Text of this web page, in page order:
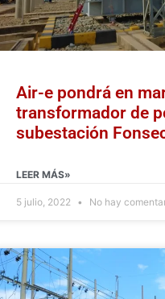
Air-e pondrá en
transformador de
subestación
LEER MÁS»
5 julio, 2022 No hay